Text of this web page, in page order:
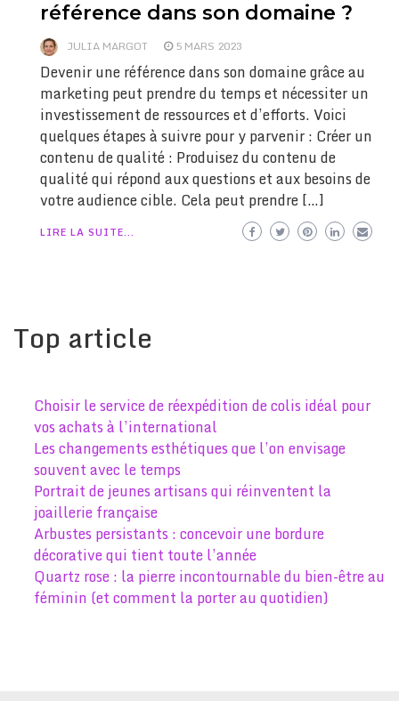
référence dans son domaine ?
JULIA MARGOT 5 MARS 2023
Devenir une référence dans son domaine grâce au
marketing peut prendre du temps et nécessiter un
investissement de ressources et d’efforts. Voici
quelques étapes à suivre pour y parvenir : Créer un
contenu de qualité : Produisez du contenu de
qualité qui répond aux questions et aux besoins de
votre audience cible. Cela peut prendre […]
LIRE LA SUITE...
Top article
Choisir le service de réexpédition de colis idéal pour
vos achats à l’international
Les changements esthétiques que l’on envisage
souvent avec le temps
Portrait de jeunes artisans qui réinventent la
joaillerie française
Arbustes persistants : concevoir une bordure
décorative qui tient toute l’année
Quartz rose : la pierre incontournable du bien-être au
féminin (et comment la porter au quotidien)